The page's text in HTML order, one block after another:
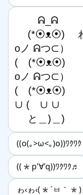
ᕱ_ᕱ
(*⦿ᴥ⦿)　 わ
oノ ᕱつ⊂）　
(　(*⦿ᴥ⦿)
oノ ᕱつ⊂）
(　(*⦿ᴥ⦿)
∪ (　∪ ∪
と＿)＿)
((o(｡>ω<｡)o))ﾜｸﾜｸ
((*p'∀'q))ﾜｸﾜｸ♬
ゎ‹ゎ‹(*´ㅂ｀*)